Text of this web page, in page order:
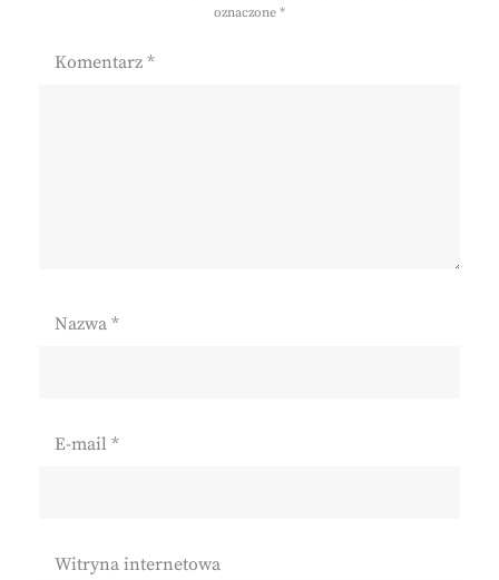
oznaczone *
Komentarz *
Nazwa *
E-mail *
Witryna internetowa